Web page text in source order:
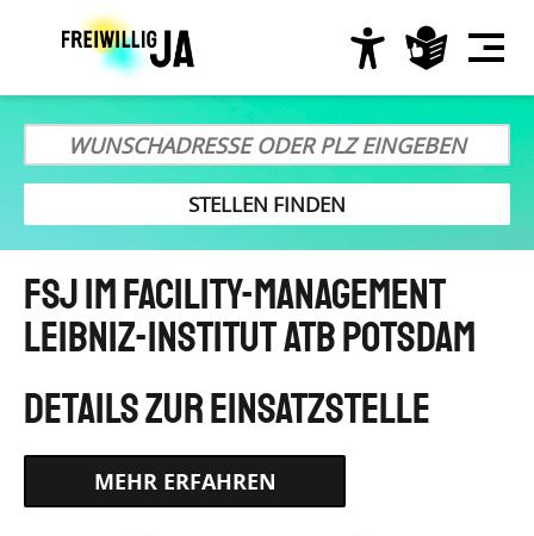
Hauptnavigation
FSJ im Facility-Management
Leibniz-Institut ATB Potsdam